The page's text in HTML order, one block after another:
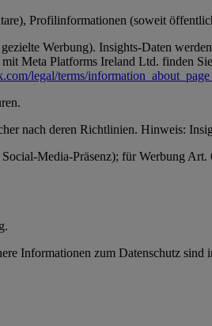
Profilinformationen (soweit
Werbung). Insights-Daten
Meta Platforms Ireland Ltd. finden
legal/terms/
nach deren Richtlinien. Hinweis:
Media-Präsenz); für Werbung
Informationen zum Datenschutz